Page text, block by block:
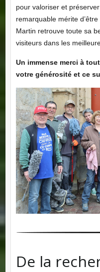
pour valoriser et
remarquable mérite
Martin retrouve toute sa
visiteurs dans les
Un immense merci à
votre générosité et ce
De la